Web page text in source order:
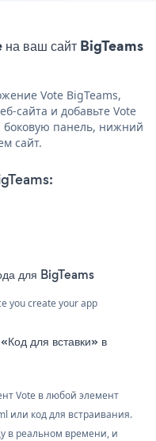
на ваш сайт BigTeams
Vote BigTeams,
сайта и добавьте Vote
боковую панель, нижний
сайт.
для BigTeams
you create your app
для вставки» в
Vote в любой элемент
или код для встраивания.
в реальном времени, и